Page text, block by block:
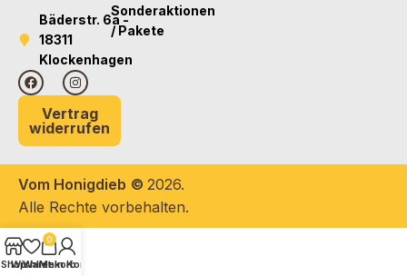
Bäderstr. 6a -
18311
Klockenhagen
Vertrag
widerrufen
Sonderaktionen
/ Pakete
Vom Honigdieb © 2026.
Alle Rechte vorbehalten.
Shop
Wishlist
0
Warenkorb
Mein Konto